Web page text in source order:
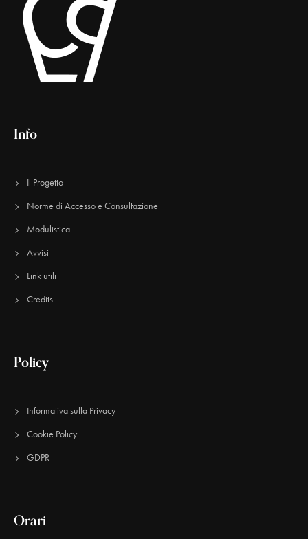
Info
Il Progetto
Norme di Accesso e Consultazione
Modulistica
Avvisi
Link utili
Credits
Policy
Informativa sulla Privacy
Cookie Policy
GDPR
Orari